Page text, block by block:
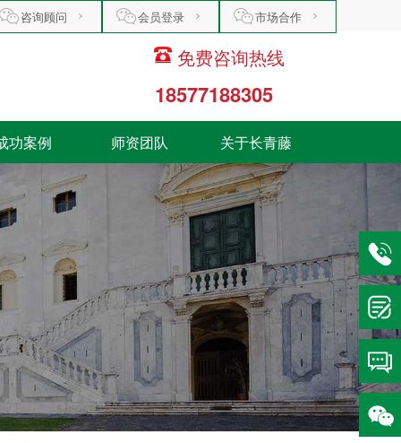
市场合作
会员登录
咨询顾问
免费咨询热线
18577188305
功案例 师资团队 关于长青藤